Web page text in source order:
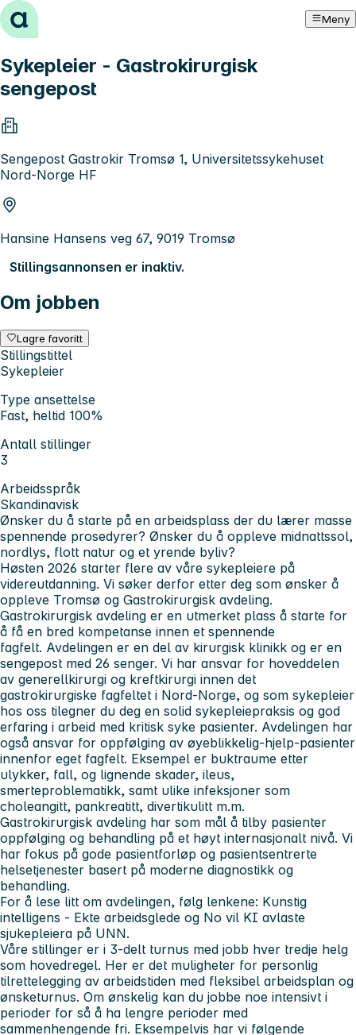
Hopp til innhold Meny
Sykepleier - Gastrokirurgisk
sengepost
Sengepost Gastrokir Tromsø 1, Universitetssykehuset
Nord-Norge HF
Hansine Hansens veg 67, 9019 Tromsø
Stillingsannonsen er inaktiv.
Om jobben
Lagre favoritt
Stillingstittel
Sykepleier
Type ansettelse
Fast, heltid 100%
Antall stillinger
3
Arbeidsspråk
Skandinavisk
Ønsker du å starte på en arbeidsplass der du lærer masse
spennende prosedyrer? Ønsker du å oppleve midnattssol,
nordlys, flott natur og et yrende byliv?
Høsten 2026 starter flere av våre sykepleiere på
videreutdanning. Vi søker derfor etter deg som ønsker å
oppleve Tromsø og Gastrokirurgisk avdeling.
Gastrokirurgisk avdeling er en utmerket plass å starte for
å få en bred kompetanse innen et spennende
fagfelt. Avdelingen er en del av kirurgisk klinikk og er en
sengepost med 26 senger. Vi har ansvar for hoveddelen
av generellkirurgi og kreftkirurgi innen det
gastrokirurgiske fagfeltet i Nord-Norge, og som sykepleier
hos oss tilegner du deg en solid sykepleiepraksis og god
erfaring i arbeid med kritisk syke pasienter. Avdelingen har
også ansvar for oppfølging av øyeblikkelig-hjelp-pasienter
innenfor eget fagfelt. Eksempel er buktraume etter
ulykker, fall, og lignende skader, ileus,
smerteproblematikk, samt ulike infeksjoner som
choleangitt, pankreatitt, divertikulitt m.m.
Gastrokirurgisk avdeling har som mål å tilby pasienter
oppfølging og behandling på et høyt internasjonalt nivå. Vi
har fokus på gode pasientforløp og pasientsentrerte
helsetjenester basert på moderne diagnostikk og
behandling.
For å lese litt om avdelingen, følg lenkene: Kunstig
intelligens - Ekte arbeidsglede og No vil KI avlaste
sjukepleiera på UNN.
Våre stillinger er i 3-delt turnus med jobb hver tredje helg
som hovedregel. Her er det muligheter for personlig
tilrettelegging av arbeidstiden med fleksibel arbeidsplan og
ønsketurnus. Om ønskelig kan du jobbe noe intensivt i
perioder for så å ha lengre perioder med
sammenhengende fri. Eksempelvis har vi følgende